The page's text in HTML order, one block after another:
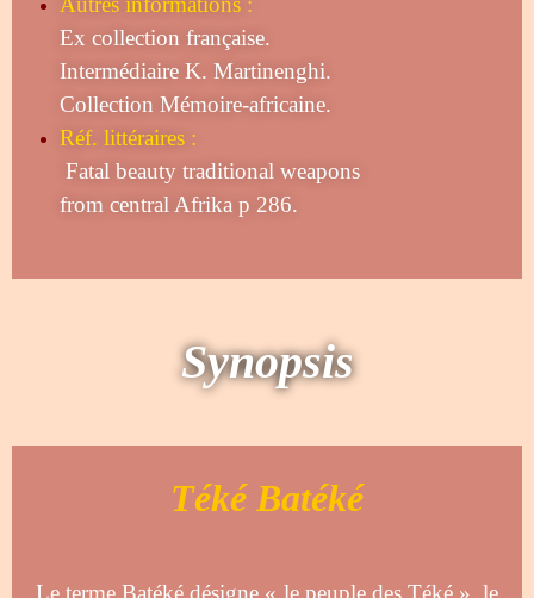
Ex collection française.
Intermédiaire K. Martinenghi.
Collection Mémoire-africaine.
Réf. littéraires :
Fatal beauty traditional weapons
from central Afrika p 286.
Synopsis
Téké Batéké